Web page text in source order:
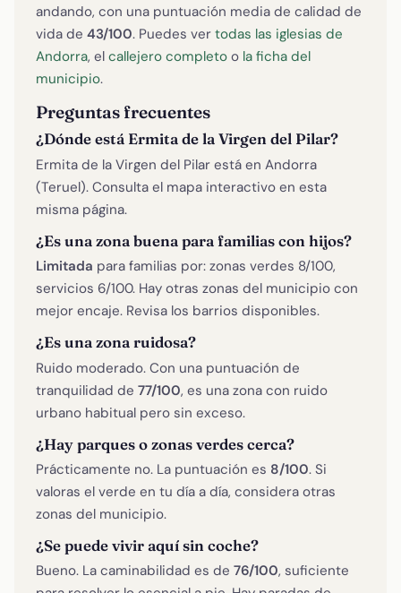
andando, con una puntuación media de calidad de
vida de 43/100. Puedes ver todas las iglesias de
Andorra, el callejero completo o la ficha del
municipio.
Preguntas frecuentes
¿Dónde está Ermita de la Virgen del Pilar?
Ermita de la Virgen del Pilar está en Andorra
(Teruel). Consulta el mapa interactivo en esta
misma página.
¿Es una zona buena para familias con hijos?
Limitada para familias por: zonas verdes 8/100,
servicios 6/100. Hay otras zonas del municipio con
mejor encaje. Revisa los barrios disponibles.
¿Es una zona ruidosa?
Ruido moderado. Con una puntuación de
tranquilidad de 77/100, es una zona con ruido
urbano habitual pero sin exceso.
¿Hay parques o zonas verdes cerca?
Prácticamente no. La puntuación es 8/100. Si
valoras el verde en tu día a día, considera otras
zonas del municipio.
¿Se puede vivir aquí sin coche?
Bueno. La caminabilidad es de 76/100, suficiente